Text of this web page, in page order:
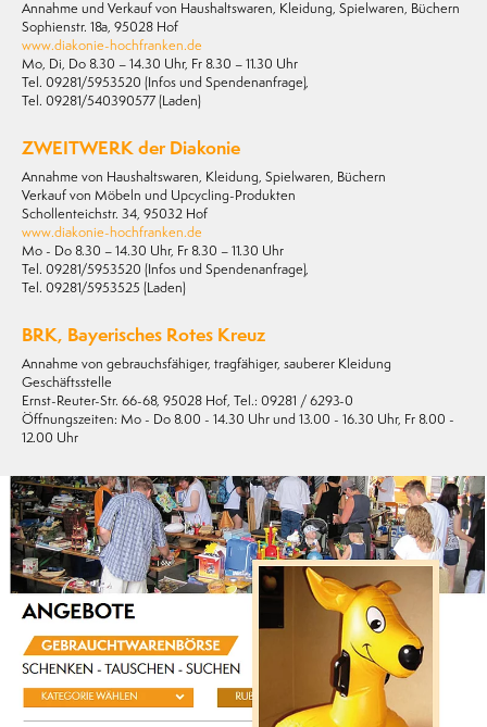
Annahme und Verkauf von Haushaltswaren, Kleidung, Spielwaren, Büchern
Sophienstr. 18a, 95028 Hof
www.diakonie-hochfranken.de
Mo, Di, Do 8.30 – 14.30 Uhr, Fr 8.30 – 11.30 Uhr
Tel. 09281/5953520 (Infos und Spendenanfrage),
Tel. 09281/540390577 (Laden)
ZWEITWERK der Diakonie
Annahme von Haushaltswaren, Kleidung, Spielwaren, Büchern
Verkauf von Möbeln und Upcycling-Produkten
Schollenteichstr. 34, 95032 Hof
www.diakonie-hochfranken.de
Mo - Do 8.30 – 14.30 Uhr, Fr 8.30 – 11.30 Uhr
Tel. 09281/5953520 (Infos und Spendenanfrage),
Tel. 09281/5953525 (Laden)
BRK, Bayerisches Rotes Kreuz
Annahme von gebrauchsfähiger, tragfähiger, sauberer Kleidung
Geschäftsstelle
Ernst-Reuter-Str. 66-68, 95028 Hof, Tel.: 09281 / 6293-0
Öffnungszeiten: Mo - Do 8.00 - 14.30 Uhr und 13.00 - 16.30 Uhr, Fr 8.00 -
12.00 Uhr